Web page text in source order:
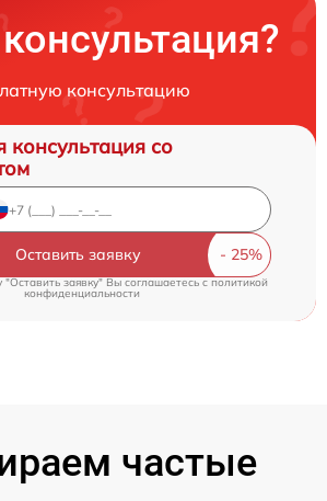
консультацию
консультация со
Оставить заявку
заявку" Вы соглашаетесь cполитикой
конфиденциальности
частые